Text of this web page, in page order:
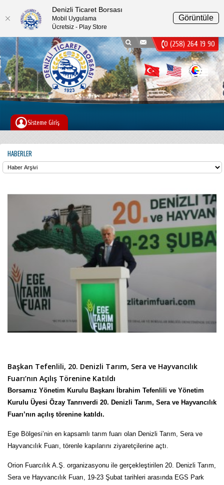
0 (258) 264 19 90
Sisteme Giriş
HABERLER
Başkan Tefenlili, 20. Denizli Tarım, Sera ve Hayvancılık
Fuarı’nın Açılış Törenine Katıldı
Borsamız Yönetim Kurulu Başkanı İbrahim Tefenlili ve Yönetim
Kurulu Üyesi Özay Tanrıverdi 20. Denizli Tarım, Sera ve Hayvancılık
Fuarı’nın açılış törenine katıldı.
Ege Bölgesi’nin en kapsamlı tarım fuarı olan Denizli Tarım, Sera ve
Hayvancılık Fuarı, törenle kapılarını ziyaretçilerine açtı.
Orion Fuarcılık A.Ş. organizasyonu ile gerçekleştirilen 20. Denizli Tarım,
Sera ve Hayvancılık Fuarı, 19-23 Şubat tarihleri arasında EGS Park
Menu
Denizli Ticaret Borsası
Mobil Uygulama
Ücretsiz - Play Store
Görüntüle